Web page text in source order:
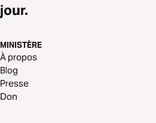
jour.
MINISTÈRE
À propos
Blog
Presse
Don